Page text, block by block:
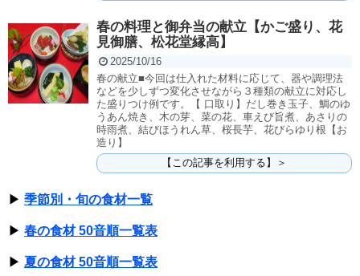
春の料理と御弁当の献立【かご盛り、花
見御膳、松花堂縁高】
2025/10/16
春の献立■今回は仕入れた材料に応じて、器や調理法
などを少しずつ変化させながら３種類の献立に対応し
た盛りつけ例です。【 口取り】だし巻き玉子、鯛のゆ
うあん焼き、木の芽、菜の花、車えび旨煮、あさりの
時雨煮、結びほうれん草、桜長芋、花びらゆり根【お
造り】
【この記事を利用する】＞
▶ 季節別・旬の食材一覧
▶ 春の食材 50音順一覧表
▶ 夏の食材 50音順一覧表